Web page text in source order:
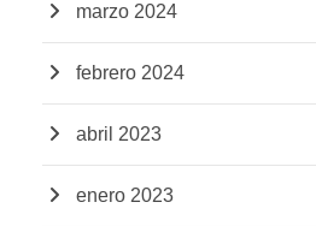
marzo 2024
febrero 2024
abril 2023
enero 2023